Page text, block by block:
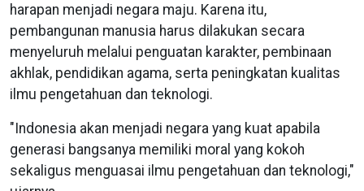
harapan menjadi negara maju. Karena itu,
pembangunan manusia harus dilakukan secara
menyeluruh melalui penguatan karakter, pembinaan
akhlak, pendidikan agama, serta peningkatan kualitas
ilmu pengetahuan dan teknologi.
"Indonesia akan menjadi negara yang kuat apabila
generasi bangsanya memiliki moral yang kokoh
sekaligus menguasai ilmu pengetahuan dan teknologi,"